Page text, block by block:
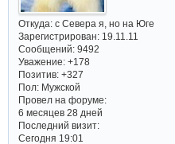
Откуда:с Севера я, но на Юге
Зарегистрирован: 19.11.11
Сообщений:9492
Уважение: +178
Позитив: +327
Пол:Мужской
Провел на форуме:
6 месяцев 28 дней
Последний визит:
Сегодня 19:01